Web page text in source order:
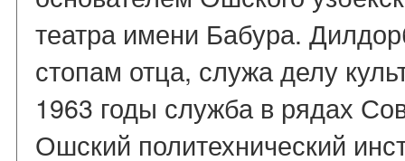
театра имени Бабура.
стопам отца, служа делу
1963 годы служба в рядах
Ошский политехнический